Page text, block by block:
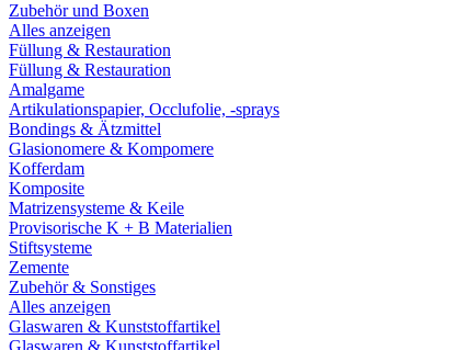
Zubehör und Boxen
Alles anzeigen
Füllung & Restauration
Füllung & Restauration
Amalgame
Artikulationspapier, Occlufolie, -sprays
Bondings & Ätzmittel
Glasionomere & Kompomere
Kofferdam
Komposite
Matrizensysteme & Keile
Provisorische K + B Materialien
Stiftsysteme
Zemente
Zubehör & Sonstiges
Alles anzeigen
Glaswaren & Kunststoffartikel
Glaswaren & Kunststoffartikel